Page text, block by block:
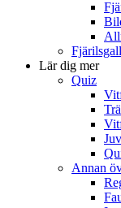
Lär dig mer
Quiz
Annan